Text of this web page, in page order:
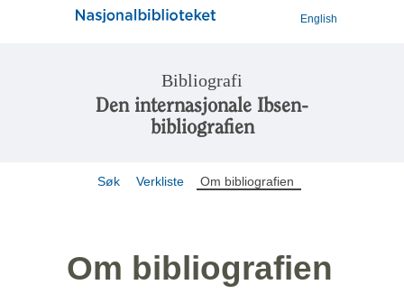
English
Bibliografi
Den internasjonale Ibsen-
bibliografien
Søk Verkliste Om bibliografien
Om bibliografien